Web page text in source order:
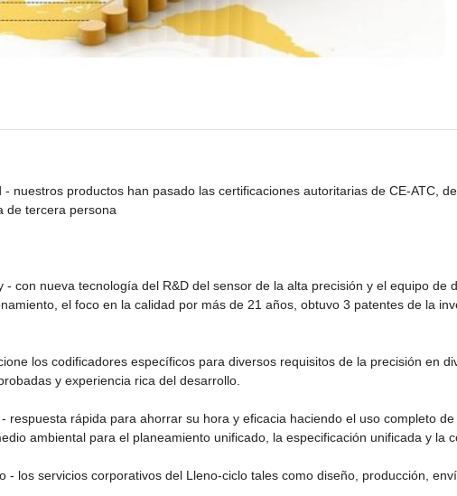
- nuestros productos han pasado las certificaciones autoritarias de CE-ATC,
de tercera persona
- con nueva tecnología del R&D del sensor de la alta precisión y el equipo de
el foco en la calidad por más de 21 años, obtuvo 3 patentes de la
los codificadores específicos para diversos requisitos de la precisión en
y experiencia rica del desarrollo.
- respuesta rápida para ahorrar su hora y eficacia haciendo el uso completo
ambiental para el planeamiento unificado, la especificación unificada y la
- los servicios corporativos del Lleno-ciclo tales como diseño, producción,